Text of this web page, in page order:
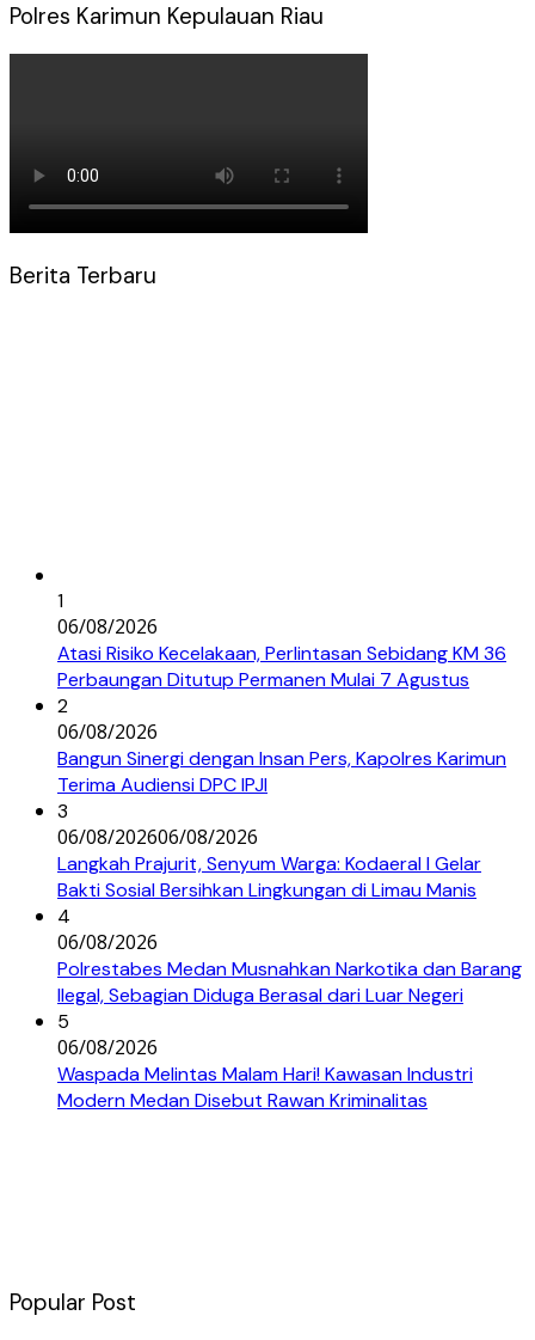
Polres Karimun Kepulauan Riau
Berita Terbaru
1
06/08/2026
Atasi Risiko Kecelakaan, Perlintasan Sebidang KM 36
Perbaungan Ditutup Permanen Mulai 7 Agustus
2
06/08/2026
Bangun Sinergi dengan Insan Pers, Kapolres Karimun
Terima Audiensi DPC IPJI
3
06/08/202606/08/2026
Langkah Prajurit, Senyum Warga: Kodaeral I Gelar
Bakti Sosial Bersihkan Lingkungan di Limau Manis
4
06/08/2026
Polrestabes Medan Musnahkan Narkotika dan Barang
Ilegal, Sebagian Diduga Berasal dari Luar Negeri
5
06/08/2026
Waspada Melintas Malam Hari! Kawasan Industri
Modern Medan Disebut Rawan Kriminalitas
Popular Post